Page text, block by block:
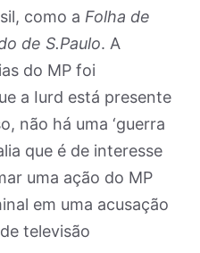
como a Folha de
de S.Paulo. A
do MP foi
a Iurd está presente
não há uma ‘guerra
que é de interesse
uma ação do MP
em uma acusação
televisão